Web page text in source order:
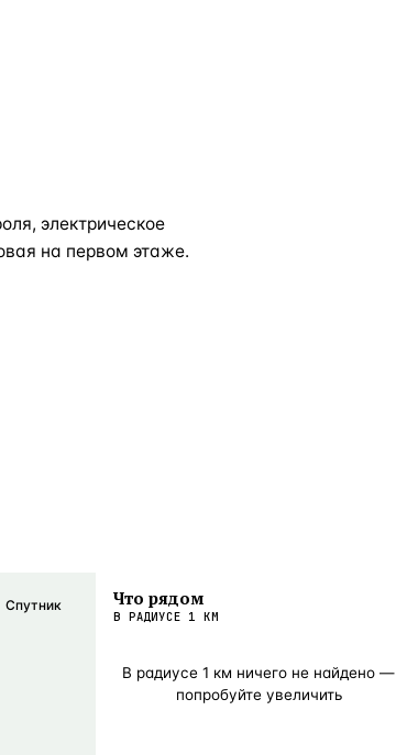
электрическое
на первом этаже.
Спутник Что рядом
В РАДИУСЕ 1 КМ
В радиусе 1 км ничего не найдено —
попробуйте увеличить